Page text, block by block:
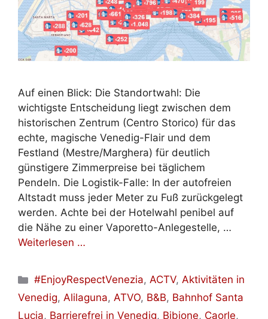
Auf einen Blick: Die Standortwahl: Die
wichtigste Entscheidung liegt zwischen dem
historischen Zentrum (Centro Storico) für das
echte, magische Venedig-Flair und dem
Festland (Mestre/Marghera) für deutlich
günstigere Zimmerpreise bei täglichem
Pendeln. Die Logistik-Falle: In der autofreien
Altstadt muss jeder Meter zu Fuß zurückgelegt
werden. Achte bei der Hotelwahl penibel auf
die Nähe zu einer Vaporetto-Anlegestelle, …
Weiterlesen …
Kategorien
#EnjoyRespectVenezia,ACTV,Aktivitäten in
Venedig, Alilaguna, ATVO, B&B, Bahnhof Santa
Lucia, Barrierefrei in Venedig, Bibione, Caorle,